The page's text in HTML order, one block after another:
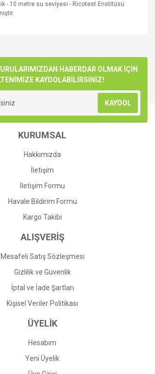
- 10 metre su seviyesi - Ricotest Enstitüsü
Yorum Yaz
iletebilirsiniz.
için teşekkür ederiz.
bozuk veya görüntülenemiyor.
eksik bilgiler bulunuyor.
hatalar bulunuyor.
sitelerden daha pahalı.
Gönder
HABERDAR OLMAK İÇİN
KAYDOLABİLİRSİNİZ!
KAYDOL
KURUMSAL
Hakkımızda
İletişim
İletişim Formu
Havale Bildirim Formu
Kargo Takibi
ALIŞVERİŞ
Mesafeli Satış Sözleşmesi
Gizlilik ve Güvenlik
İptal ve İade Şartları
Kişisel Veriler Politikası
ÜYELİK
Hesabım
Yeni Üyelik